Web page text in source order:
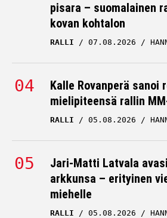
pisara – suomalainen
kovan kohtalon
RALLI 07.08.2026
Kalle Rovanperä sanoi
mielipiteensä rallin
RALLI 05.08.2026
Jari-Matti Latvala
arkkunsa – erityinen
miehelle
RALLI 05.08.2026